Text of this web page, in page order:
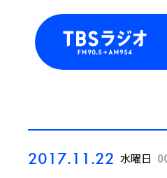
2017.11.22 水曜日